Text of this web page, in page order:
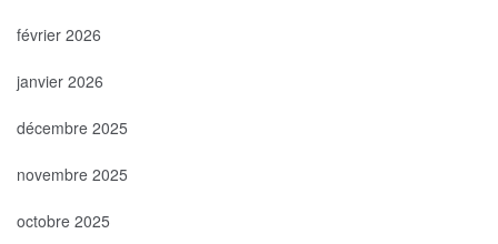
février 2026
janvier 2026
décembre 2025
novembre 2025
octobre 2025